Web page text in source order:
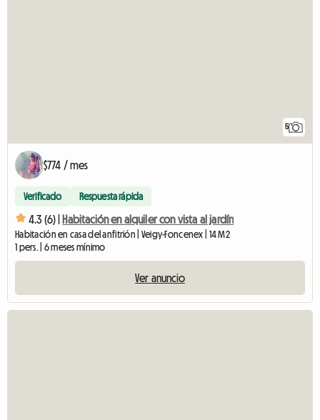
5
$774 / mes
Verificado Respuesta rápida
4.3 (6) | Habitación en alquiler con vista al jardín
Habitación en casa del anfitrión | Veigy-Foncenex | 14 M2
1 pers. | 6 meses mínimo
Ver anuncio